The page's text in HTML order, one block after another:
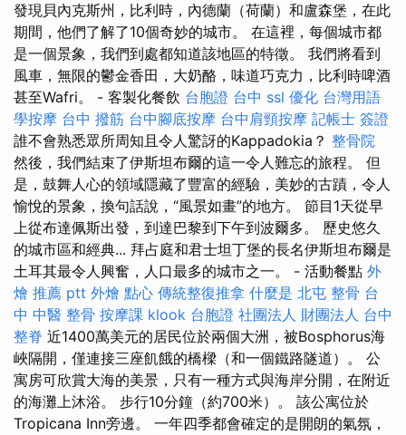
發現貝內克斯州，比利時，內德蘭（荷蘭）和盧森堡，在此
期間，他們了解了10個奇妙的城市。 在這裡，每個城市都
是一個景象，我們到處都知道該地區的特徵。 我們將看到
風車，無限的鬱金香田，大奶酪，味道巧克力，比利時啤酒
甚至Wafri。 - 客製化餐飲 台胞證 台中 ssl 優化 台灣用語
學按摩 台中 撥筋 台中腳底按摩 台中肩頸按摩 記帳士 簽證
誰不會熟悉眾所周知且令人驚訝的Kappadokia？ 整骨院
然後，我們結束了伊斯坦布爾的這一令人難忘的旅程。 但
是，鼓舞人心的領域隱藏了豐富的經驗，美妙的古蹟，令人
愉悅的景象，換句話說，“風景如畫”的地方。 節目1天從早
上從布達佩斯出發，到達巴黎到下午到波爾多。 歷史悠久
的城市區和經典... 拜占庭和君士坦丁堡的長名伊斯坦布爾是
土耳其最令人興奮，人口最多的城市之一。 - 活動餐點 外
燴 推薦 ptt 外燴 點心 傳統整復推拿 什麼是 北屯 整骨 台
中 中醫 整骨 按摩課 klook 台胞證 社團法人 財團法人 台中
整脊 近1400萬美元的居民位於兩個大洲，被Bosphorus海
峽隔開，僅連接三座飢餓的橋樑（和一個鐵路隧道）。 公
寓房可欣賞大海的美景，只​​有一種方式與海岸分開，在附近
的海灘上沐浴。 步行10分鐘（約700米）。 該公寓位於
Tropicana Inn旁邊。 一年四季都會確定的是開朗的氣氛，